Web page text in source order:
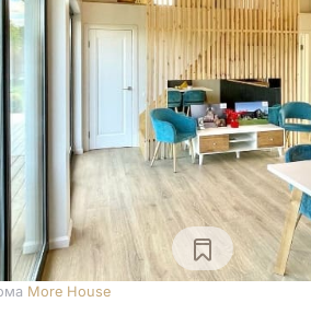
More House